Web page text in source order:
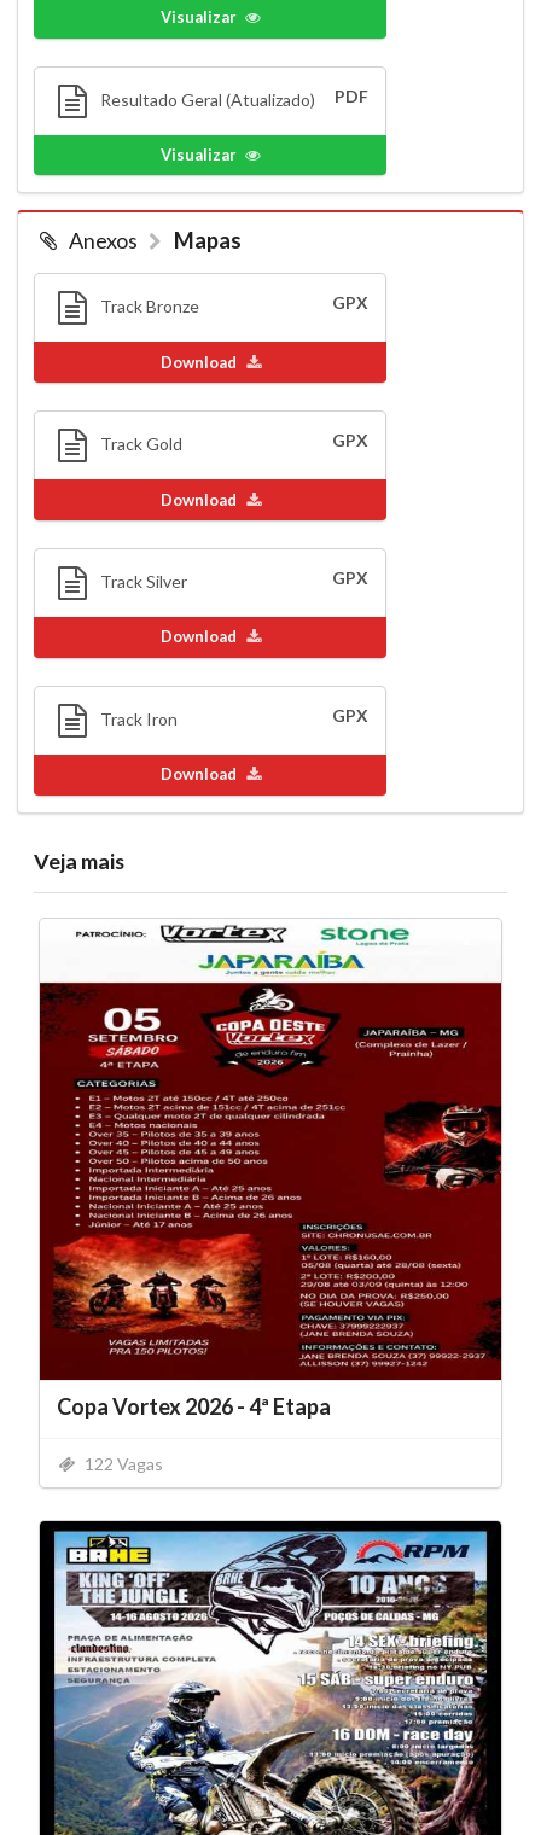
Visualizar
Resultado Geral (Atualizado) PDF
Visualizar
Anexos Mapas
Track Bronze GPX
Download
Track Gold GPX
Download
Track Silver GPX
Download
Track Iron GPX
Download
Veja mais
Copa Vortex 2026 - 4ª Etapa
122 Vagas